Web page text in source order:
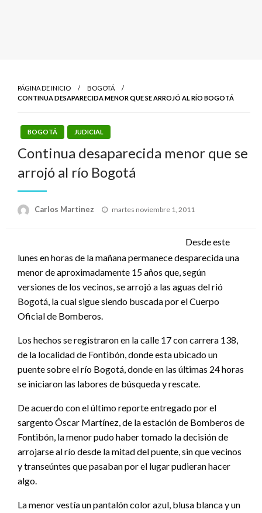
PÁGINA DE INICIO
BOGOTÁ
CONTINUA DESAPARECIDA MENOR QUE SE ARROJÓ AL RÍO BOGOTÁ
BOGOTÁ JUDICIAL
Continua desaparecida menor que se
arrojó al río Bogotá
Carlos Martinez
Publicado
martes noviembre 1, 2011
Desde este
lunes en horas de la mañana permanece desparecida una
menor de aproximadamente 15 años que, según
versiones de los vecinos, se arrojó a las aguas del rió
Bogotá, la cual sigue siendo buscada por el Cuerpo
Oficial de Bomberos.
Los hechos se registraron en la calle 17 con carrera 138,
de la localidad de Fontibón, donde esta ubicado un
puente sobre el río Bogotá, donde en las últimas 24 horas
se iniciaron las labores de búsqueda y rescate.
De acuerdo con el último reporte entregado por el
sargento Óscar Martínez, de la estación de Bomberos de
Fontibón, la menor pudo haber tomado la decisión de
arrojarse al río desde la mitad del puente, sin que vecinos
y transeúntes que pasaban por el lugar pudieran hacer
algo.
La menor vestía un pantalón color azul, blusa blanca y un